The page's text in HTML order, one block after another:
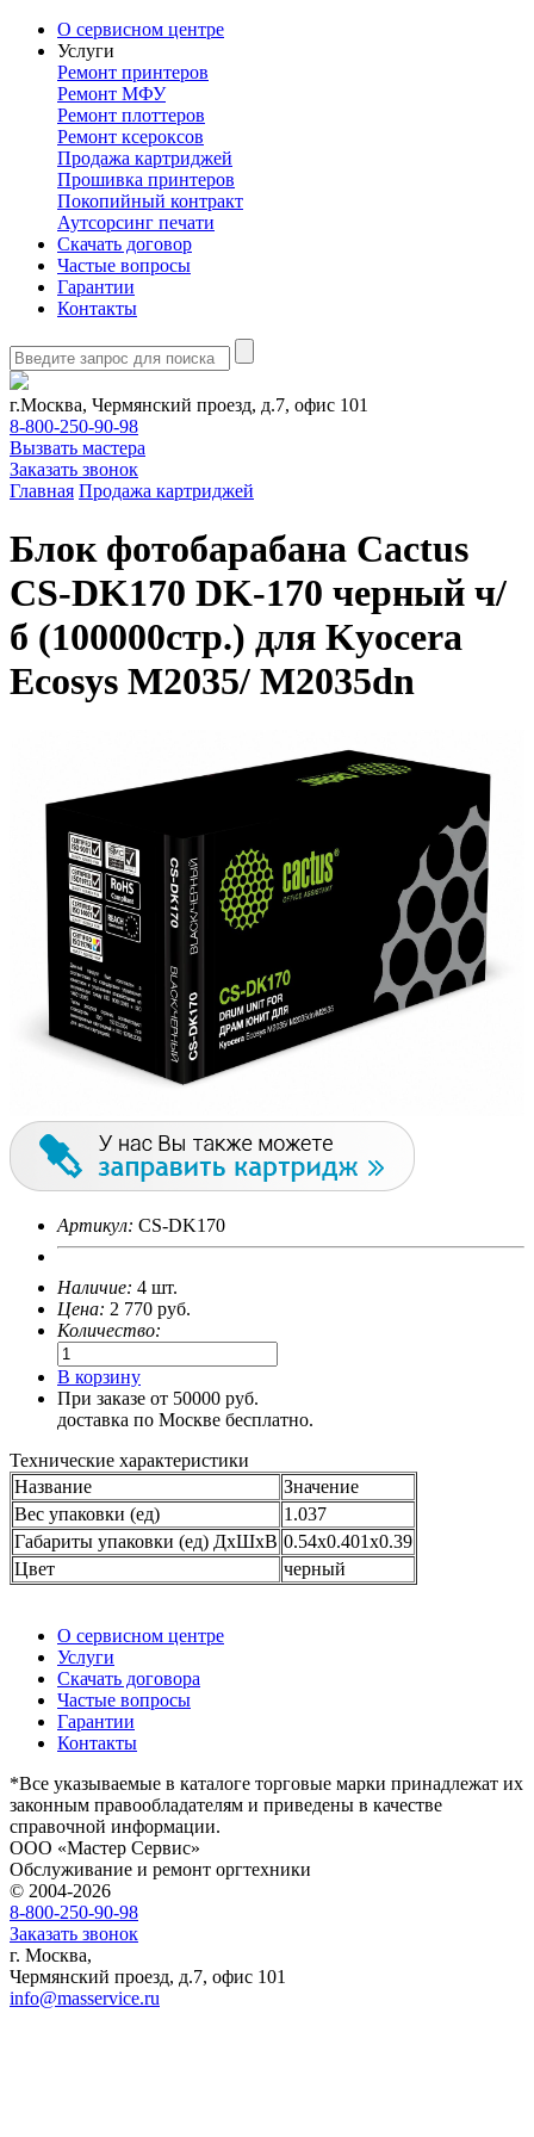
О сервисном центре
Услуги
Ремонт принтеров
Ремонт МФУ
Ремонт плоттеров
Ремонт ксероксов
Продажа картриджей
Прошивка принтеров
Покопийный контракт
Аутсорсинг печати
Скачать договор
Частые вопросы
Гарантии
Контакты
г.Москва, Чермянский проезд, д.7, офис 101
8-800-250-90-98
Вызвать мастера
Заказать звонок
Главная Продажа картриджей
Блок фотобарабана Cactus
CS-DK170 DK-170 черный ч/
б (100000стр.) для Kyocera
Ecosys M2035/ M2035dn
Артикул: CS-DK170
Наличие: 4 шт.
Цена: 2 770 руб.
Количество:
В корзину
При заказе от 50000 руб.
доставка по Москве бесплатно.
Технические характеристики
Название
Значение
Вес упаковки (ед)
1.037
Габариты упаковки (ед) ДхШхВ 0.54x0.401x0.39
Цвет
черный
О сервисном центре
Услуги
Скачать договора
Частые вопросы
Гарантии
Контакты
*Все указываемые в каталоге торговые марки принадлежат их
законным правообладателям и приведены в качестве
справочной информации.
ООО «Мастер Сервис»
Обслуживание и ремонт оргтехники
© 2004-2026
8-800-250-90-98
Заказать звонок
г. Москва,
Чермянский проезд, д.7, офис 101
info@masservice.ru